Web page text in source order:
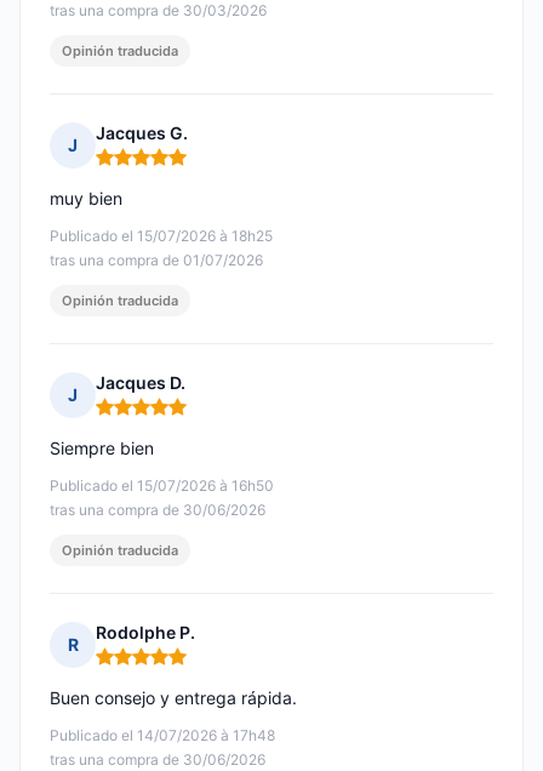
tras una compra de 30/03/2026
Opinión traducida
J
Jacques G.
Nota: 5 de 5
Publicado el 15/07/2026 à 18h25
tras una compra de 01/07/2026
muy bien
Opinión traducida
J
Jacques D.
Nota: 5 de 5
Publicado el 15/07/2026 à 16h50
tras una compra de 30/06/2026
Siempre bien
Opinión traducida
R
Rodolphe P.
Nota: 5 de 5
Publicado el 14/07/2026 à 17h48
tras una compra de 30/06/2026
Buen consejo y entrega rápida.